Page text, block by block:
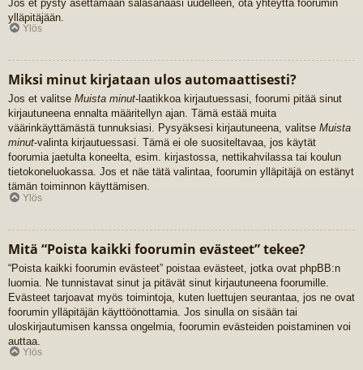
Jos et pysty asettamaan salasanaasi uudelleen, ota yhteyttä foorumin
ylläpitäjään.
Ylös
Miksi minut kirjataan ulos automaattisesti?
Jos et valitse Muista minut-laatikkoa kirjautuessasi, foorumi pitää sinut
kirjautuneena ennalta määritellyn ajan. Tämä estää muita
väärinkäyttämästä tunnuksiasi. Pysyäksesi kirjautuneena, valitse Muista
minut-valinta kirjautuessasi. Tämä ei ole suositeltavaa, jos käytät
foorumia jaetulta koneelta, esim. kirjastossa, nettikahvilassa tai koulun
tietokoneluokassa. Jos et näe tätä valintaa, foorumin ylläpitäjä on estänyt
tämän toiminnon käyttämisen.
Ylös
Mitä “Poista kaikki foorumin evästeet” tekee?
“Poista kaikki foorumin evästeet” poistaa evästeet, jotka ovat phpBB:n
luomia. Ne tunnistavat sinut ja pitävät sinut kirjautuneena foorumille.
Evästeet tarjoavat myös toimintoja, kuten luettujen seurantaa, jos ne ovat
foorumin ylläpitäjän käyttöönottamia. Jos sinulla on sisään tai
uloskirjautumisen kanssa ongelmia, foorumin evästeiden poistaminen voi
auttaa.
Ylös